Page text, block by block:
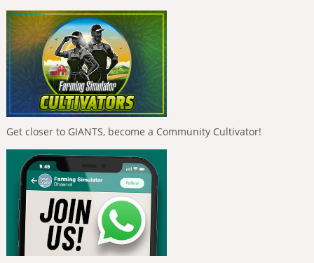
Get closer to GIANTS, become a Community Cultivator!